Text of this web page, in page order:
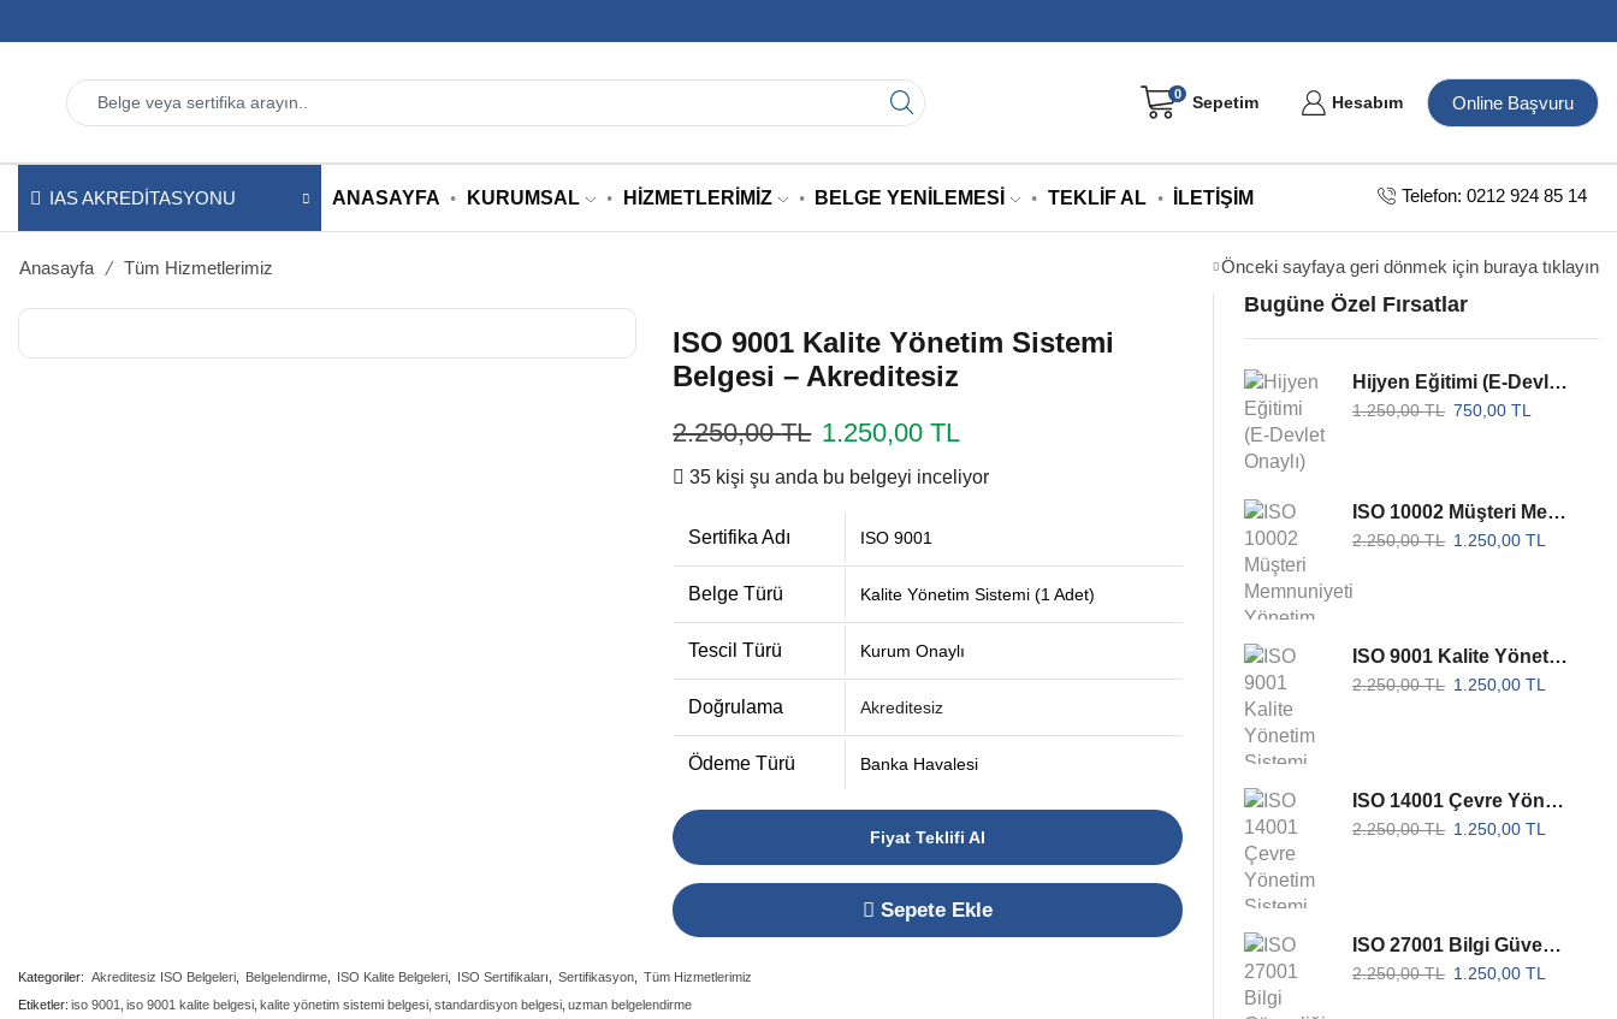
0 Sepetim Hesabım Online Başvuru
IAS AKREDITASYONU ANASAYFA KURUMSAL HIZMETLERIMIZ BELGE YENILEMESI TEKLIF AL İLETIŞIM Telefon: 0212 924 85 14
Anasayfa / Tüm Hizmetlerimiz Önceki sayfaya geri dönmek için buraya tıklayın
ISO 9001 Kalite Yönetim Sistemi
Belgesi – Akreditesiz
2.250,00TL 1.250,00TL
35 kişi şu anda bu belgeyi inceliyor
Sertifika Adı ISO 9001
Belge Türü Kalite Yönetim Sistemi (1 Adet)
Tescil Türü Kurum Onaylı
Doğrulama Akreditesiz
Ödeme Türü Banka Havalesi
Fiyat Teklifi Al
Sepete Ekle
Kategoriler: Akreditesiz ISO Belgeleri Belgelendirme ISO Kalite Belgeleri ISO Sertifikaları Sertifikasyon
Tüm Hizmetlerimiz
Etiketler: iso 9001 iso 9001 kalite belgesi kalite yönetim sistemi belgesi standardisyon belgesi uzman belgelendirme
Bugüne Özel Fırsatlar
Hijyen Eğitimi (E-Devlet Onaylı)
1.250,00TL 750,00 TL
ISO 10002 Müşteri Memnuniyeti Yönetim Sistemi Belgesi - Akreditesiz
2.250,00TL 1.250,00 TL
ISO 9001 Kalite Yönetim Sistemi Belgesi - Akreditesiz
2.250,00TL 1.250,00 TL
ISO 14001 Çevre Yönetim Sistemi Belgesi - Akreditesiz
2.250,00TL 1.250,00 TL
ISO 27001 Bilgi Güvenliği Yönetim Sistemi Belgesi - Akreditesiz
2.250,00TL 1.250,00 TL